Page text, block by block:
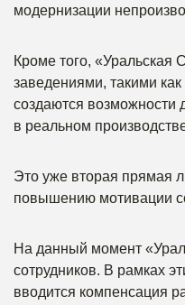
модернизации
Кроме того, «Уральская
заведениями, такими
создаются возможности
в реальном
Это уже вторая прямая
повышению мотивации
На данный момент
сотрудников. В рамках
вводится компенсация